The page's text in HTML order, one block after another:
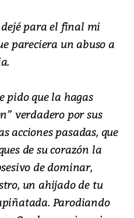
para el final mi
pareciera un abuso a
pido que la hagas
verdadero por sus
acciones pasadas, que
de su corazón la
de dominar,
un ahijado de tu
Parodiando